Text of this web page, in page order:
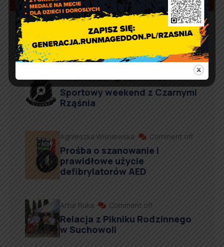
Aktualności
Marcin Kazuba Comment off
Sportowy weekend z Czarnymi
Rząśnia
Agnieszka Wiśniewska Comment off
Prośba o szanowanie i
prawidłowe użycie
defibrylatorów AED
Artur Ruka Comment off
Relacja z Pikniku Rodzinnego
w Suchowoli